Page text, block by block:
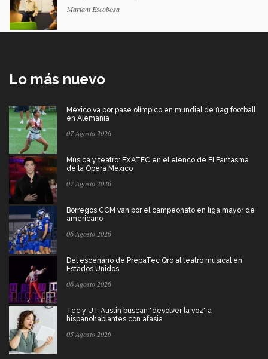
Mariant Escobosa
Lo más nuevo
México va por pase olímpico en mundial de flag football
en Alemania
07 Agosto 2026
Música y teatro: EXATEC en el elenco de El Fantasma
de la Ópera México
07 Agosto 2026
Borregos CCM van por el campeonato en liga mayor de
americano
06 Agosto 2026
Del escenario de PrepaTec Qro al teatro musical en
Estados Unidos
06 Agosto 2026
Tec y UT Austin buscan "devolver la voz" a
hispanohablantes con afasia
05 Agosto 2026